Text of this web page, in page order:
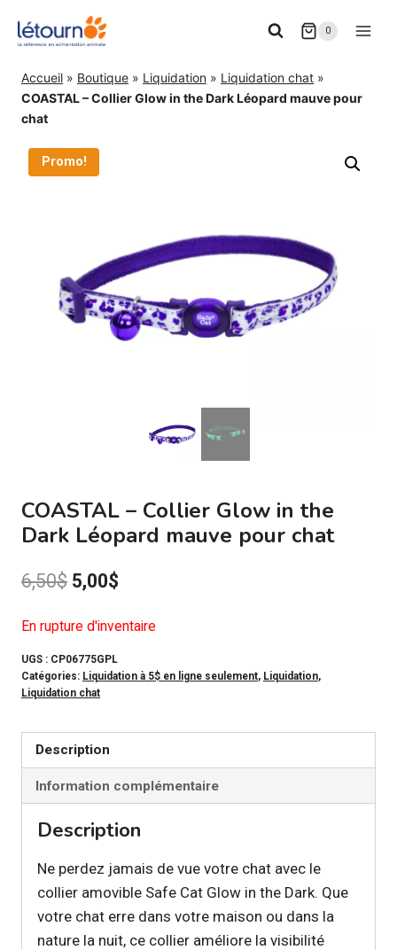
0
Accueil » Boutique » Liquidation » Liquidation chat »
COASTAL – Collier Glow in the Dark Léopard mauve pour
chat
Promo!
COASTAL – Collier Glow in the
Dark Léopard mauve pour chat
6,50$ Le
était :
6,50$.
5,00$
est :
En rupture d'inventaire
UGS : CP06775GPL
Catégories: Liquidation à 5$ en ligne seulement, Liquidation,
Liquidation chat
Description
Information complémentaire
Description
Ne perdez jamais de vue votre chat avec le
collier amovible Safe Cat Glow in the Dark. Que
votre chat erre dans votre maison ou dans la
nature la nuit, ce collier améliore la visibilité